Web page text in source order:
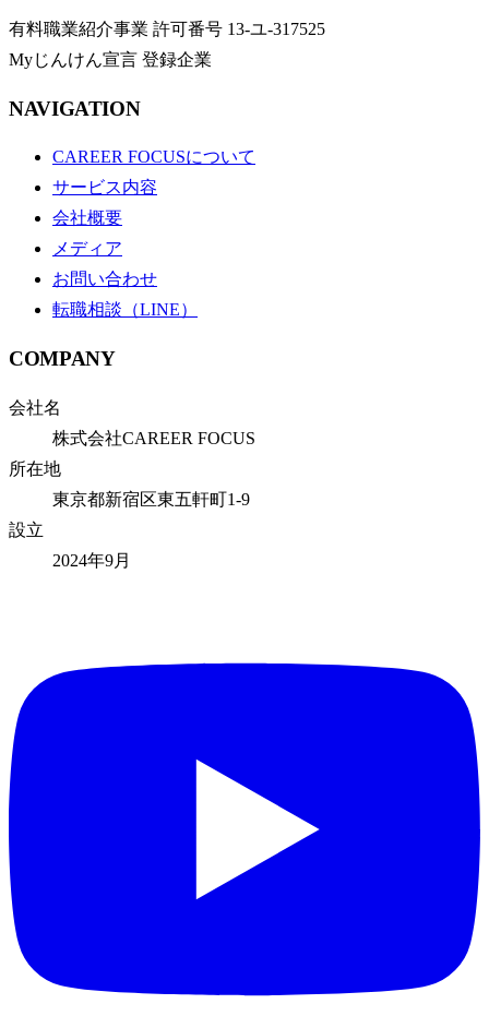
有料職業紹介事業 許可番号 13-ユ-317525
Myじんけん宣言 登録企業
NAVIGATION
CAREER FOCUSについて
サービス内容
会社概要
メディア
お問い合わせ
転職相談（LINE）
COMPANY
会社名
株式会社CAREER FOCUS
所在地
東京都新宿区東五軒町1-9
設立
2024年9月